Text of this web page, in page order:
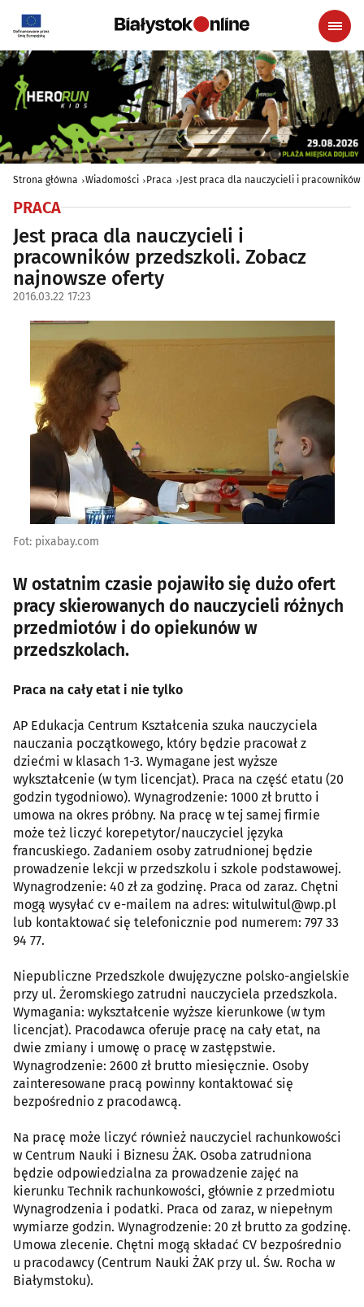
Strona główna Wiadomości Praca Jest praca dla nauczycieli i
PRACA
Jest praca dla nauczycieli i
pracowników przedszkoli. Zobacz
najnowsze oferty
2016.03.22 17:23
Fot: pixabay.com
W ostatnim czasie pojawiło się dużo ofert
pracy skierowanych do nauczycieli różnych
przedmiotów i do opiekunów w
przedszkolach.
Praca na cały etat i nie tylko
AP Edukacja Centrum Kształcenia szuka nauczyciela
nauczania początkowego, który będzie pracował z
dziećmi w klasach 1-3. Wymagane jest wyższe
wykształcenie (w tym licencjat). Praca na część etatu (20
godzin tygodniowo). Wynagrodzenie: 1000 zł brutto i
umowa na okres próbny. Na pracę w tej samej firmie
może też liczyć korepetytor/nauczyciel języka
francuskiego. Zadaniem osoby zatrudnionej będzie
prowadzenie lekcji w przedszkolu i szkole podstawowej.
Wynagrodzenie: 40 zł za godzinę. Praca od zaraz. Chętni
mogą wysyłać cv e-mailem na adres: witulwitul@wp.pl
lub kontaktować się telefonicznie pod numerem: 797 33
94 77.
Niepubliczne Przedszkole dwujęzyczne polsko-angielskie
przy ul. Żeromskiego zatrudni nauczyciela przedszkola.
Wymagania: wykształcenie wyższe kierunkowe (w tym
licencjat). Pracodawca oferuje pracę na cały etat, na
dwie zmiany i umowę o pracę w zastępstwie.
Wynagrodzenie: 2600 zł brutto miesięcznie. Osoby
zainteresowane pracą powinny kontaktować się
bezpośrednio z pracodawcą.
Na pracę może liczyć również nauczyciel rachunkowości
w Centrum Nauki i Biznesu ŻAK. Osoba zatrudniona
będzie odpowiedzialna za prowadzenie zajęć na
kierunku Technik rachunkowości, głównie z przedmiotu
Wynagrodzenia i podatki. Praca od zaraz, w niepełnym
wymiarze godzin. Wynagrodzenie: 20 zł brutto za godzinę.
Umowa zlecenie. Chętni mogą składać CV bezpośrednio
u pracodawcy (Centrum Nauki ŻAK przy ul. Św. Rocha w
Białymstoku).